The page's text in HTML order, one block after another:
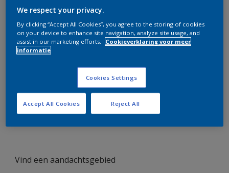
Reizen is tijd- en geldverslindend voor
schildersbedrijven, dus concentreer je op je lokale
markt. Introduceer jezelf bij plaatselijke
gezondheidscentra om te adverteren en een mond-
tot-mond-netwerk te ontwikkelen. En wees trots
opreferentiesdoor deze te delen en daarmee
Vind een aandachtsgebied
We respect your privacy.
By clicking “Accept All Cookies”, you agree to the storing of cookies
on your device to enhance site navigation, analyze site usage, and
assist in our marketing efforts.
Cookieverklaring voor meer
informatie
Cookies Settings
Reject All
Accept All Cookies